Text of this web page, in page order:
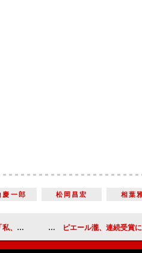
慶一郎 松岡昌宏 相葉
の」 毎日映画コンクール主演賞に松田龍平と赤木春恵